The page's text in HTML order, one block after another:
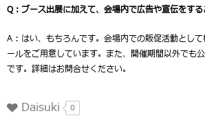
Q：ブース出展に加えて、会場内で広告や宣伝をす
A : はい、もちろんです。会場内での販促活動とし
ールをご用意しています。また、開催期間以外でも
です。詳細はお問合せください。
Daisuki 0